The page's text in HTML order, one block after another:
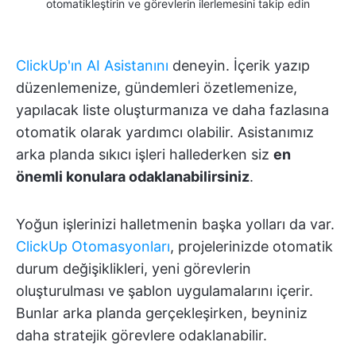
otomatikleştirin ve görevlerin ilerlemesini takip edin
ClickUp'ın AI Asistanını deneyin. İçerik yazıp
düzenlemenize, gündemleri özetlemenize,
yapılacak liste oluşturmanıza ve daha fazlasına
otomatik olarak yardımcı olabilir. Asistanımız
arka planda sıkıcı işleri hallederken siz en
önemli konulara odaklanabilirsiniz.
Yoğun işlerinizi halletmenin başka yolları da var.
ClickUp Otomasyonları, projelerinizde otomatik
durum değişiklikleri, yeni görevlerin
oluşturulması ve şablon uygulamalarını içerir.
Bunlar arka planda gerçekleşirken, beyniniz
daha stratejik görevlere odaklanabilir.